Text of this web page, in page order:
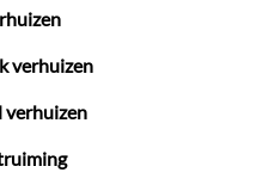
verhuizen
verhuizen